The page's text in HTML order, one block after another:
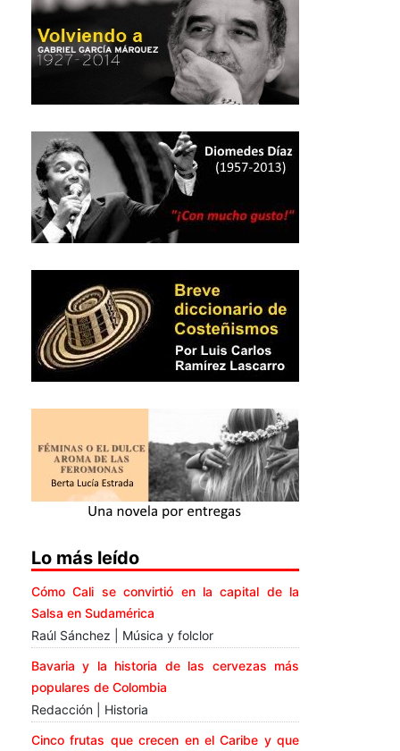
Lo más leído
Cómo Cali se convirtió en la capital de la
Salsa en Sudamérica
Raúl Sánchez | Música y folclor
Bavaria y la historia de las cervezas más
populares de Colombia
Redacción | Historia
Cinco frutas que crecen en el Caribe y que